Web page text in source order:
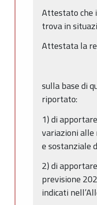
Attestato che
trova in
Attestata la
sulla base di
riportato:
1) di
variazioni alle
e sostanziale
2) di
previsione
indicati